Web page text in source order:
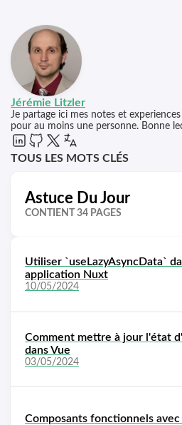
Jérémie Litzler
Je partage ici mes notes et
pour au moins une personne. Bonne
TOUS LES MOTS CLÉS
Astuce Du Jour
CONTIENT 34 PAGES
Utiliser `useLazyAsyncData`
application Nuxt
10/05/2024
Comment mettre à jour l'état
dans Vue
03/05/2024
Composants fonctionnels avec